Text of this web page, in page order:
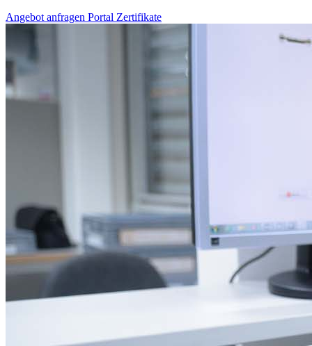
Angebot anfragen Portal Zertifikate